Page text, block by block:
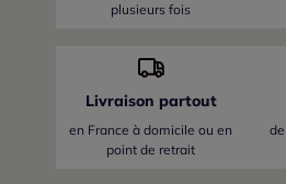
plusieurs fois
Livraison partout
en France à domicile ou en
point de retrait